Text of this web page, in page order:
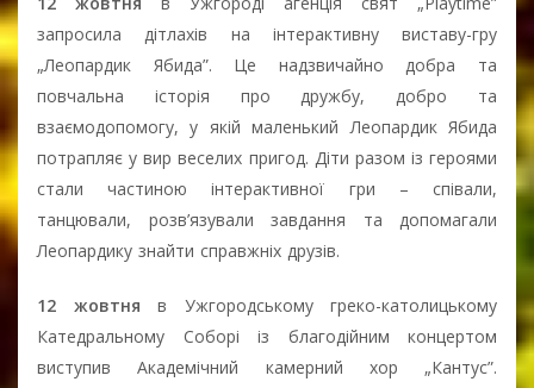
запросила дітлахів на інтерактивну виставу-гру
„Леопардик Ябида”. Це надзвичайно добра та
повчальна історія про дружбу, добро та
взаємодопомогу, у якій маленький Леопардик Ябида
потрапляє у вир веселих пригод. Діти разом із героями
стали частиною інтерактивної гри – співали,
танцювали, розв’язували завдання та допомагали
Леопардику знайти справжніх друзів.
12 жовтня в Ужгородському греко-католицькому
Катедральному Соборі із благодійним концертом
виступив Академічний камерний хор „Кантус”.